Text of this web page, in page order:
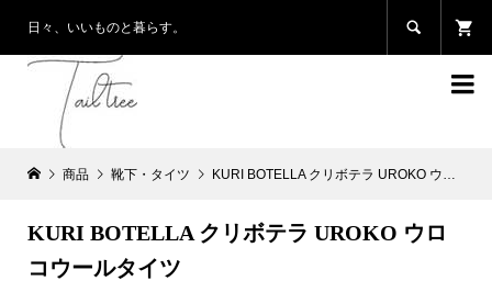
日々、いいものと暮らす。 

商品 靴下・タイツ KURI BOTELLA クリボテラ UROKO ウロコウールタイツ
KURI BOTELLA クリボテラ UROKO ウロ
コウールタイツ